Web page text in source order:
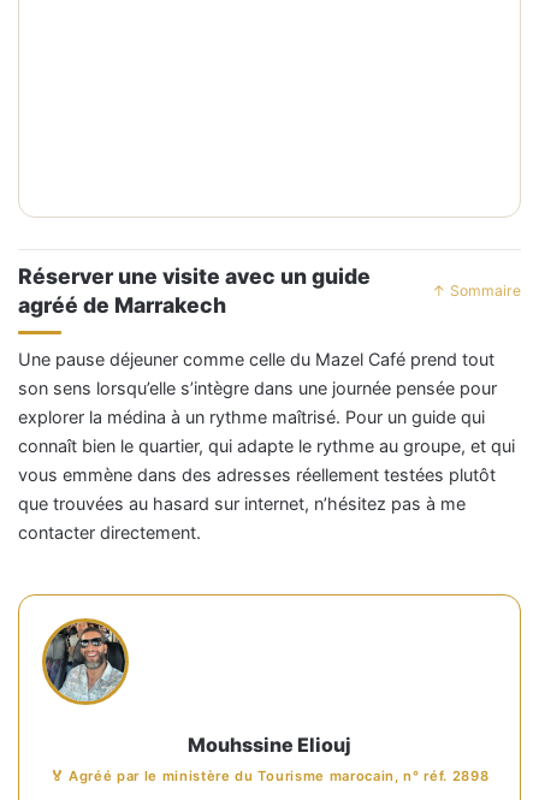
Réserver une visite avec un guide
agréé de Marrakech
↑ Sommaire
Une pause déjeuner comme celle du Mazel Café prend tout
son sens lorsqu’elle s’intègre dans une journée pensée pour
explorer la médina à un rythme maîtrisé. Pour un guide qui
connaît bien le quartier, qui adapte le rythme au groupe, et qui
vous emmène dans des adresses réellement testées plutôt
que trouvées au hasard sur internet, n’hésitez pas à me
contacter directement.
Mouhssine Eliouj
🏅 Agréé par le ministère du Tourisme marocain, n° réf. 2898